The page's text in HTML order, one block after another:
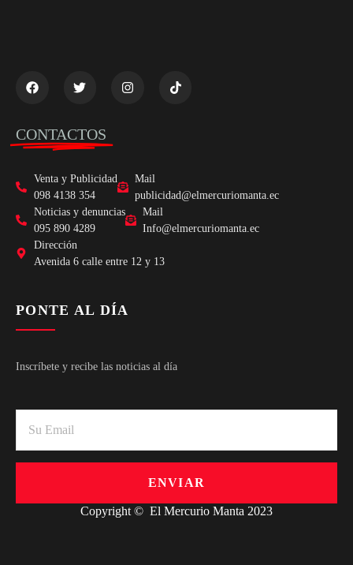
CONTACTOS
Venta y Publicidad
098 4138 354
Mail
publicidad@elmercuriomanta.ec
Noticias y denuncias
095 890 4289
Mail
Info@elmercuriomanta.ec
Dirección
Avenida 6 calle entre 12 y 13
PONTE AL DÍA
Inscríbete y recibe las noticias al día
ENVIAR
Copyright © El Mercurio Manta 2023